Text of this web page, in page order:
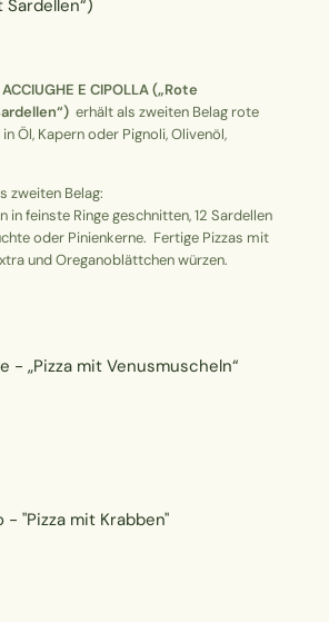
Sardellen“)
E CIPOLLA („Rote
erhält als zweiten Belag rote
Öl, Kapern oder Pignoli, Olivenöl,
zweiten Belag:
in feinste Ringe geschnitten, 12 Sardellen
oder Pinienkerne. Fertige Pizzas mit
und Oreganoblättchen würzen.
- „Pizza mit Venusmuscheln“
- "Pizza mit Krabben"